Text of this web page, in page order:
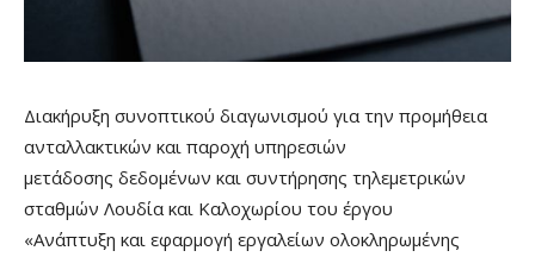
Διακήρυξη συνοπτικού διαγωνισμού για την προμήθεια
ανταλλακτικών και παροχή υπηρεσιών
μετάδοσης δεδομένων και συντήρησης τηλεμετρικών
σταθμών Λουδία και Καλοχωρίου του έργου
«Ανάπτυξη και εφαρμογή εργαλείων ολοκληρωμένης